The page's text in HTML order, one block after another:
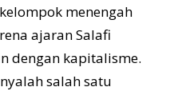
menengah
ajaran Salafi
dengan kapitalisme.
salah satu